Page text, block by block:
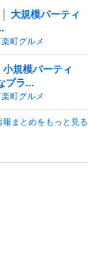
大規模パーティ
町グルメ
規模パーティ
プラ...
町グルメ
まとめをもっと見る